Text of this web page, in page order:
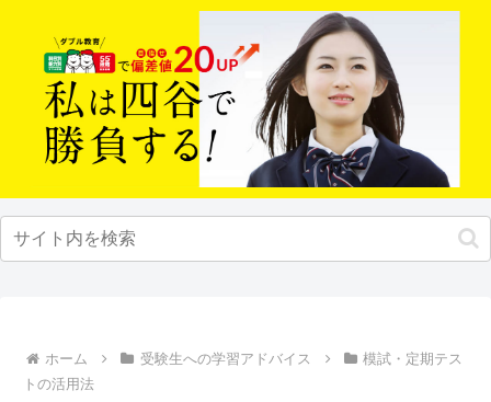
ホーム 受験生への学習アドバイス
模試・定期テス
トの活用法